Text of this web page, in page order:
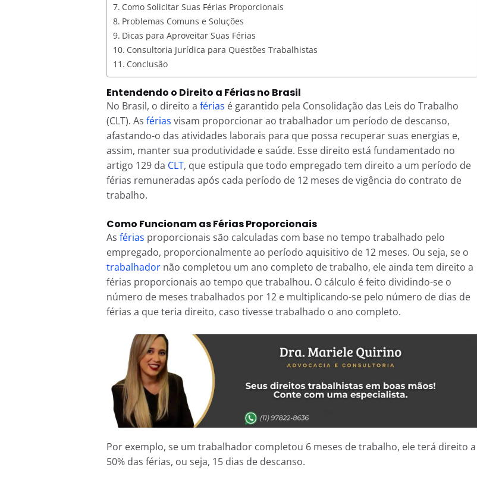
Como Solicitar Suas Férias Proporcionais
Problemas Comuns e Soluções
Dicas para Aproveitar Suas Férias
Consultoria Jurídica para Questões Trabalhistas
Conclusão
Entendendo o Direito a Férias no Brasil
No Brasil, o direito a férias é garantido pela Consolidação das Leis do Trabalho
(CLT). As férias visam proporcionar ao trabalhador um período de descanso,
afastando-o das atividades laborais para que possa recuperar suas energias e,
assim, manter sua produtividade e saúde. Esse direito está fundamentado no
artigo 129 da CLT, que estipula que todo empregado tem direito a um período de
férias remuneradas após cada período de 12 meses de vigência do contrato de
trabalho.
Como Funcionam as Férias Proporcionais
As férias proporcionais são calculadas com base no tempo trabalhado pelo
empregado, proporcionalmente ao período aquisitivo de 12 meses. Ou seja, se o
trabalhadornão completou um ano completo de trabalho, ele ainda tem direito a
férias proporcionais ao tempo que trabalhou. O cálculo é feito dividindo-se o
número de meses trabalhados por 12 e multiplicando-se pelo número de dias de
férias a que teria direito, caso tivesse trabalhado o ano completo.
Por exemplo, se um trabalhador completou 6 meses de trabalho, ele terá direito a
50% das férias, ou seja, 15 dias de descanso.